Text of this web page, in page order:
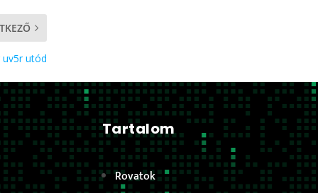
utód
Tartalom
Rovatok